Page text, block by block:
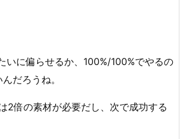
いに偏らせるか、100%/100%でやるの
だろうね。
2倍の素材が必要だし、次で成功する